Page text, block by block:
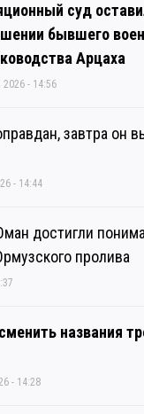
суд
бывшего
Арцаха
2026 - 14:56
завтра он
- 14:44
достигли
пролива
названия
- 14:28